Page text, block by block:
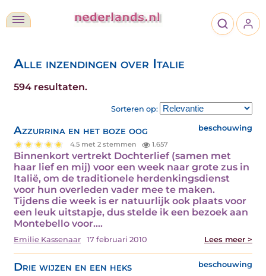
Alle inzendingen over Italie
594 resultaten.
Sorteren op:
Azzurrina en het boze oog beschouwing
4.5 met 2 stemmen 1.657
Binnenkort vertrekt Dochterlief (samen met
haar lief en mij) voor een week naar grote zus in
Italië, om de traditionele herdenkingsdienst
voor hun overleden vader mee te maken.
Tijdens die week is er natuurlijk ook plaats voor
een leuk uitstapje, dus stelde ik een bezoek aan
Montebello voor.…
Emilie Kassenaar 17 februari 2010 Lees meer >
Drie wijzen en een heks beschouwing